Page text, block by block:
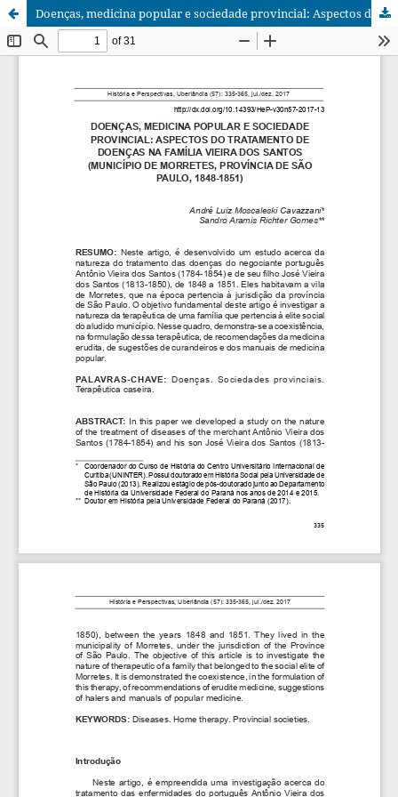
Doenças, medicina popular e sociedade provincial: Aspectos do tratamento de doenças na família Vieira dos Santos (Município de Morretes, Província de São Paulo, 1848-1851)